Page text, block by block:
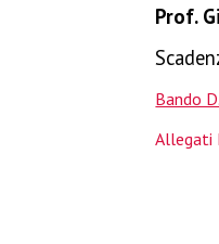
Prof.
Bando
Allegati